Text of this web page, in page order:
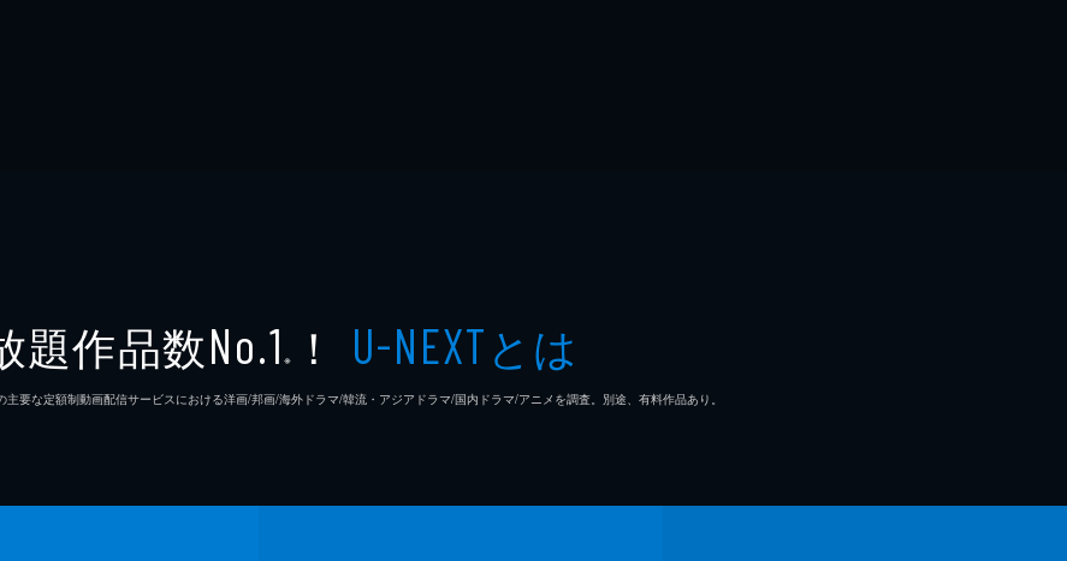
題作品数No.1 ※ ！ U-NEXTとは
要な定額制動画配信サービスにおける洋画/邦画/海外ドラマ/韓流・アジアドラマ/国内ドラマ/アニメを調査。別途、有料作品あり。